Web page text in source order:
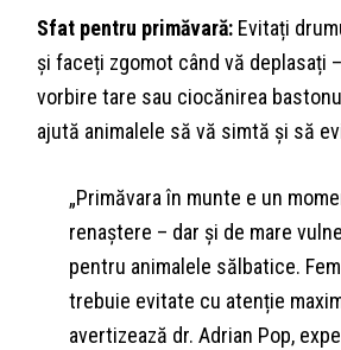
Sfat pentru primăvară: Evitați
și faceți zgomot când vă deplasați
vorbire tare sau ciocănirea
ajută animalele să vă simtă și să
„Primăvara în munte e un
renaștere – dar și de mare
pentru animalele sălbatice.
trebuie evitate cu atenție
avertizează dr. Adrian Pop,